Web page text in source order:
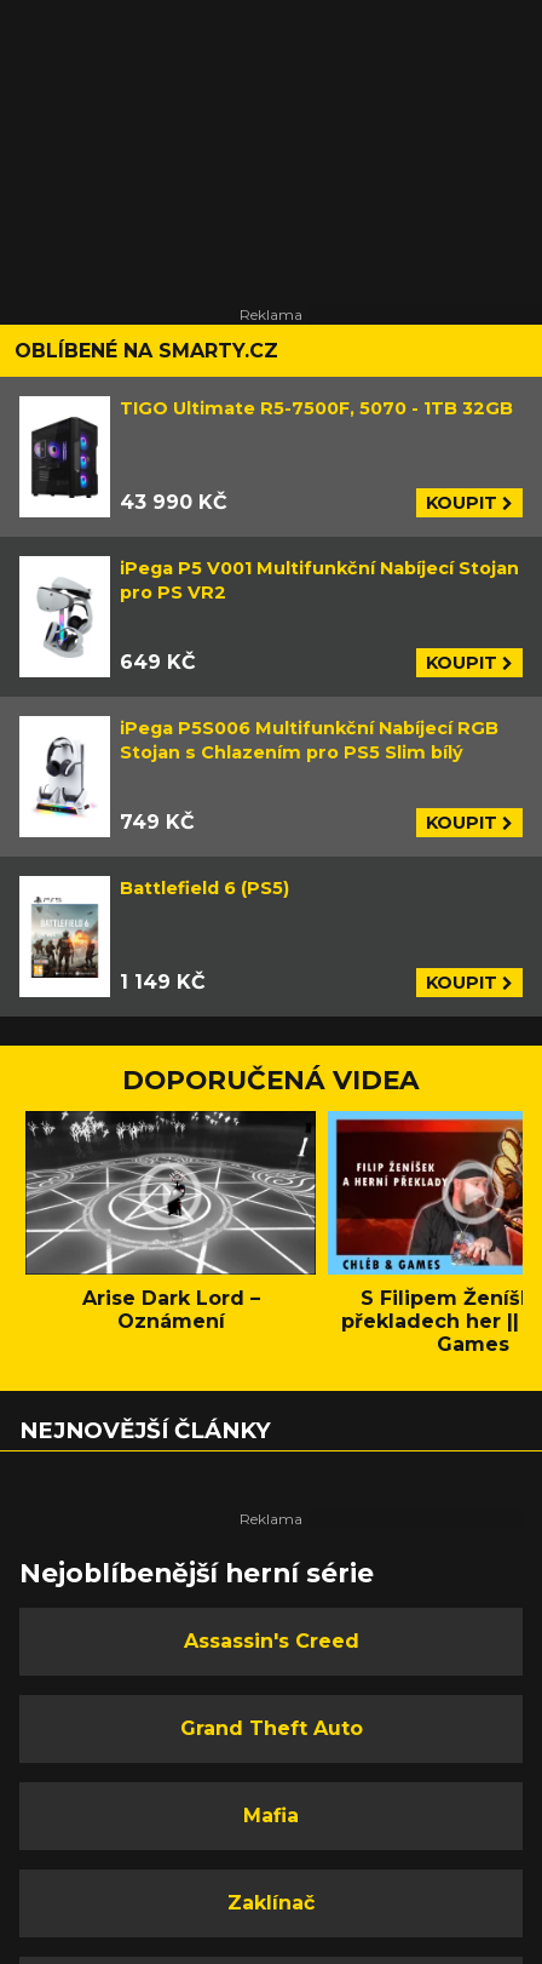
OBLÍBENÉ NA SMARTY.CZ
TIGO Ultimate R5-7500F, 5070 - 1TB 32GB
43 990 KČ KOUPIT
iPega P5 V001 Multifunkční Nabíjecí Stojan
pro PS VR2
649 KČ KOUPIT
iPega P5S006 Multifunkční Nabíjecí RGB
Stojan s Chlazením pro PS5 Slim bílý
749 KČ KOUPIT
Battlefield 6 (PS5)
1 149 KČ KOUPIT
DOPORUČENÁ VIDEA
Arise Dark Lord –
Oznámení
S Filipem
překladech her ||
Games
NEJNOVĚJŠÍ ČLÁNKY
Nejoblíbenější herní série
Assassin's Creed
Grand Theft Auto
Mafia
Zaklínač